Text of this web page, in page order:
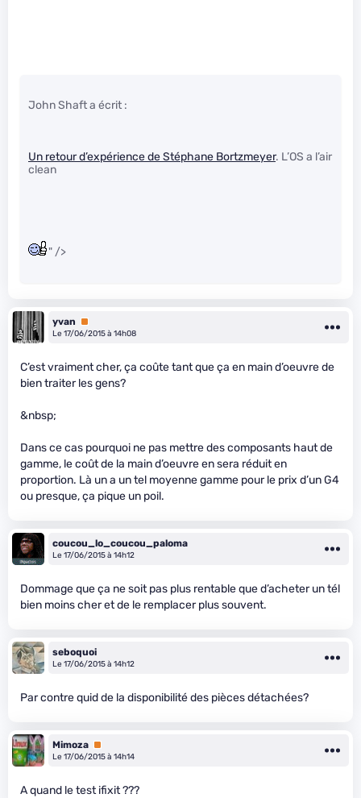
John Shaft a écrit :
Un retour d’expérience de Stéphane Bortzmeyer. L’OS a l’air
clean
" />
yvan
Premium
Le 17/06/2015 à 14h08
C’est vraiment cher, ça coûte tant que ça en main d’oeuvre de
bien traiter les gens?
&nbsp;
Dans ce cas pourquoi ne pas mettre des composants haut de
gamme, le coût de la main d’oeuvre en sera réduit en
proportion. Là un a un tel moyenne gamme pour le prix d’un G4
ou presque, ça pique un poil.
coucou_lo_coucou_paloma
Le 17/06/2015 à 14h12
Dommage que ça ne soit pas plus rentable que d’acheter un tél
bien moins cher et de le remplacer plus souvent.
seboquoi
Le 17/06/2015 à 14h12
Par contre quid de la disponibilité des pièces détachées?
Mimoza Premium
Le 17/06/2015 à 14h14
A quand le test ifixit ???